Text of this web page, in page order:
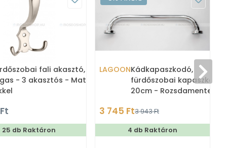
fali akasztó,
- 3 akasztós - Matt
25 db Raktáron
LAGOONKádkapaszkodó,
fürdőszobai kapaszkodó,
20cm - Rozsdamentes
3 745 Ft3 943 Ft
4 db Raktáron